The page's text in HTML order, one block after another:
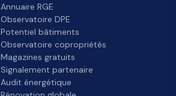
Annuaire RGE
Observatoire DPE
Potentiel bâtiments
Observatoire copropriétés
Magazines gratuits
Signalement partenaire
Audit énergétique